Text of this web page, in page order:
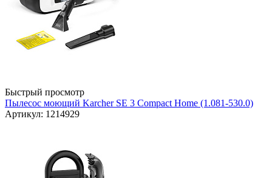
Быстрый просмотр
Пылесос моющий Karcher SE 3 Compact Home (1.081-530.0)
Артикул: 1214929